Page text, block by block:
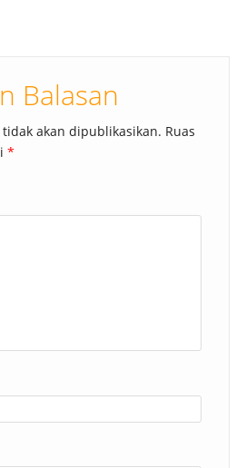
Balasan
akan dipublikasikan. Ruas
*